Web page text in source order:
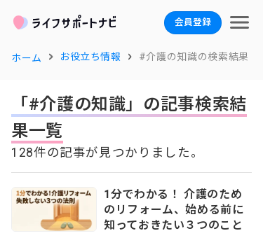
会員登録
ホーム お役立ち情報 #介護の知識の検索結果
「#介護の知識」の記事検索結
果一覧
128件の記事が見つかりました。
1分でわかる！ 介護のため
のリフォーム、始める前に
知っておきたい３つのこと